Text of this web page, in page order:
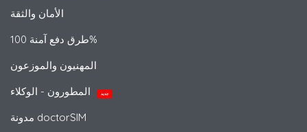
الأمان والثقة
طرق دفع آمنة 100%
المهنيون والموزعون
جديد
مدونة doctorSIM